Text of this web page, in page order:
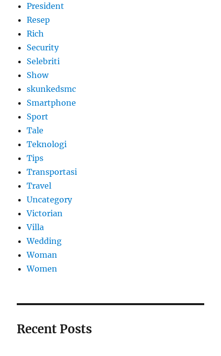
President
Resep
Rich
Security
Selebriti
Show
skunkedsmc
Smartphone
Sport
Tale
Teknologi
Tips
Transportasi
Travel
Uncategory
Victorian
Villa
Wedding
Woman
Women
Recent Posts